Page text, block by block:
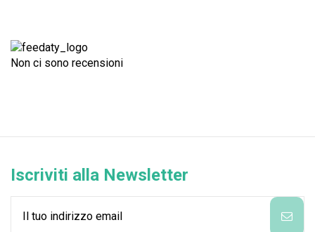
Non ci sono recensioni
Iscriviti alla Newsletter